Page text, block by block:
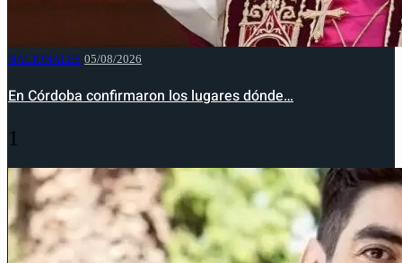
NACIONALES 05/08/2026
En Córdoba confirmaron los lugares dónde…
1